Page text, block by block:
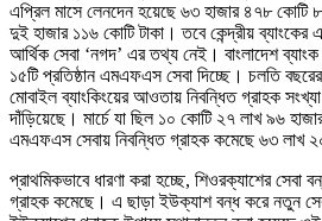
এপ্রিল মাসে লেনদেন হয়েছে ৬৩ হাজার ৪৭৮ কোটি
দুই হাজার ১১৬ কোটি টাকা। তবে কেন্দ্রীয় ব্যাংকের
আর্থিক সেবা ‘নগদ’ এর তথ্য নেই। বাংলাদেশ
১৫টি প্রতিষ্ঠান এমএফএস সেবা দিচ্ছে। চলতি
মোবাইল ব্যাংকিংয়ের আওতায় নিবন্ধিত গ্রাহক
দাঁড়িয়েছে। মার্চে যা ছিল ১০ কোটি ২৭ লাখ ৯৬
এমএফএস সেবায় নিবন্ধিত গ্রাহক কমেছে ৬৩ লাখ
প্রাথমিকভাবে ধারণা করা হচ্ছে, শিওরক্যাশের সেবা
গ্রাহক কমেছে। এ ছাড়া ইউক্যাশ বন্ধ করে নতুন